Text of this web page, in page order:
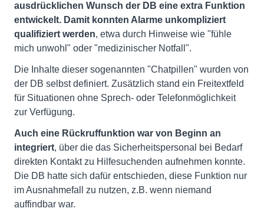
ausdrücklichen Wunsch der DB eine extra Funktion
entwickelt. Damit konnten Alarme unkompliziert
qualifiziert werden, etwa durch Hinweise wie "fühle
mich unwohl" oder "medizinischer Notfall".
Die Inhalte dieser sogenannten "Chatpillen" wurden von
der DB selbst definiert. Zusätzlich stand ein Freitextfeld
für Situationen ohne Sprech- oder Telefonmöglichkeit
zur Verfügung.
Auch eine Rückruffunktion war von Beginn an
integriert, über die das Sicherheitspersonal bei Bedarf
direkten Kontakt zu Hilfesuchenden aufnehmen konnte.
Die DB hatte sich dafür entschieden, diese Funktion nur
im Ausnahmefall zu nutzen, z.B. wenn niemand
auffindbar war.